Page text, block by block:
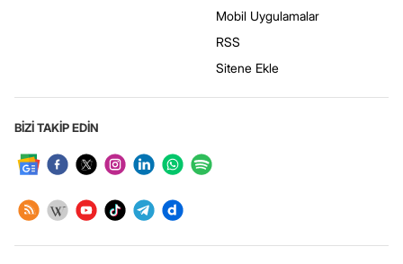
Mobil Uygulamalar
RSS
Sitene Ekle
BİZİ TAKİP EDİN